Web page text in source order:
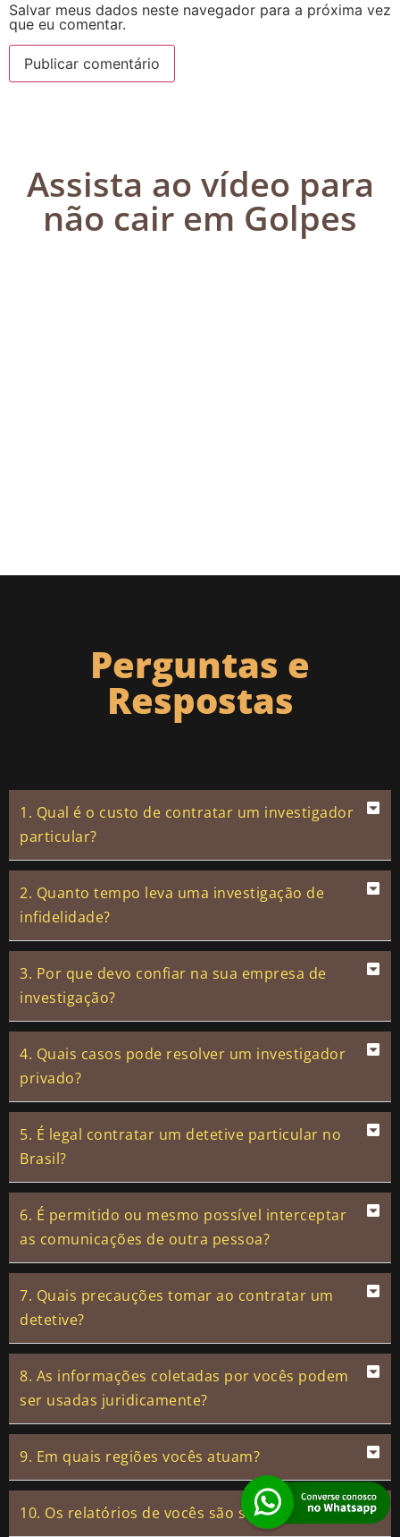
Salvar meus dados neste navegador para a próxima vez
que eu comentar.
Assista ao vídeo para
não cair em Golpes
Perguntas e
Respostas
1. Qual é o custo de contratar um investigador
particular?
2. Quanto tempo leva uma investigação de
infidelidade?
3. Por que devo confiar na sua empresa de
investigação?
4. Quais casos pode resolver um investigador
privado?
5. É legal contratar um detetive particular no
Brasil?
6. É permitido ou mesmo possível interceptar
as comunicações de outra pessoa?
7. Quais precauções tomar ao contratar um
detetive?
8. As informações coletadas por vocês podem
ser usadas juridicamente?
9. Em quais regiões vocês atuam?
10. Os relatórios de vocês são sigilosos?